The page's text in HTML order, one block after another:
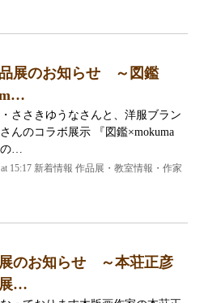
展のお知らせ ～図鑑
ささきゆうなさんと、洋服ブラン
さんのコラボ展示 『図鑑×mokuma
…
at 15:17 新着情報 作品展・教室情報・作家
のお知らせ ～本荘正彦
…